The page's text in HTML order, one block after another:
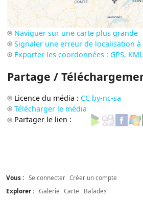
Naviguer sur une carte plus grande
Signaler une erreur de localisation à
Exporter les coordonnées : GPS, KML
Partage /
Licence du média : CC by-nc-sa
Télécharger le média
Partager le lien :
Vous : Se connecter Créer un compte
Explorer : Galerie Carte
Balades